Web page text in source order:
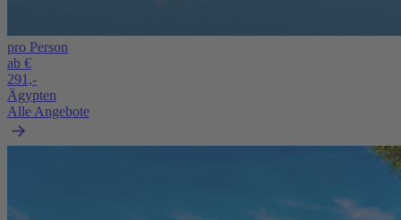
pro Person
ab €
291,-
Ägypten
Alle Angebote